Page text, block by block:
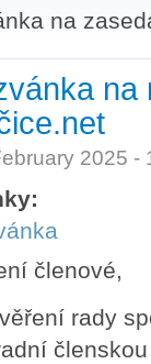
na
na
2025
členové,
rady